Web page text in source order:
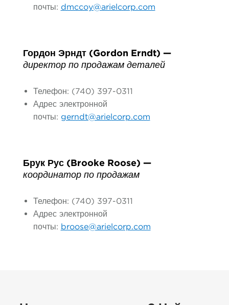
почты: dmccoy@arielcorp.com
Гордон Эрндт (Gordon Erndt) —
директор по продажам деталей
Телефон: (740) 397-0311
Адрес электронной
почты: gerndt@arielcorp.com
Брук Рус (Brooke Roose) —
координатор по продажам
Телефон: (740) 397-0311
Адрес электронной
почты: broose@arielcorp.com